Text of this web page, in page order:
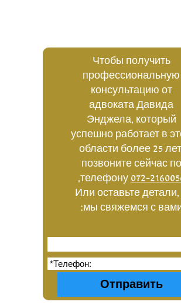
Чтобы получить
профессиональную
консультацию от
адвоката Давида
Энджела, который
успешно работает в
области более 25
позвоните сейчас по
телефону 072-
,
Или оставьте детали,
мы свяжемся с